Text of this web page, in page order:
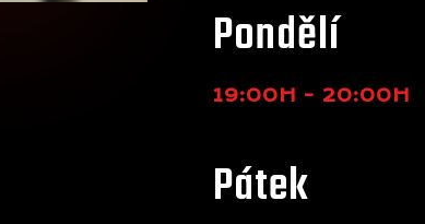
Pondělí
19:00H - 20:00H
Pátek